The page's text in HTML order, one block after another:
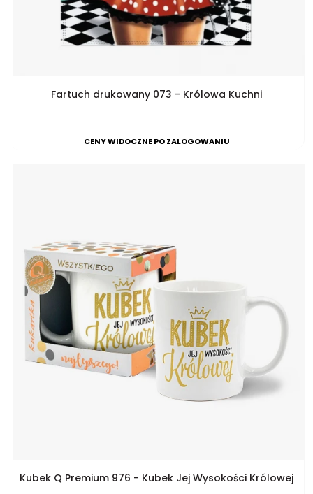
Fartuch drukowany 073 - Królowa Kuchni
CENY WIDOCZNE PO ZALOGOWANIU
Kubek Q Premium 976 - Kubek Jej Wysokości Królowej